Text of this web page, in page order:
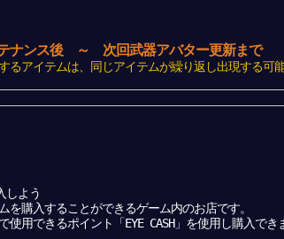
ナンス後 ～ 次回武器アバター更新まで
アイテムは、同じアイテムが繰り返し出現する可能
しよう
を購入することができるゲーム内のお店です。
用できるポイント「EYE CASH」を使用し購入でき